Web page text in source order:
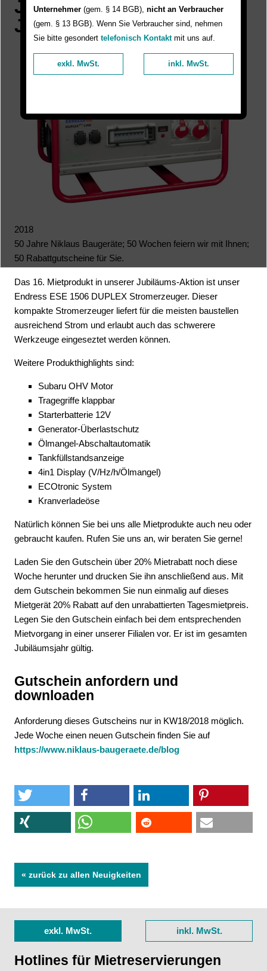
Jubiläums-Aktion "50
Jahre Niklaus Baugeräte"
2018
50 Jahre Niklaus Baugeräte; 50 Wochen feiern wir mit Ihnen;
50 Rabattgutscheine für Sie.
Das 16. Mietprodukt in unserer Jubiläums-Aktion ist unser
Endress ESE 1506 DUPLEX Stromerzeuger. Dieser
kompakte Stromerzeuger liefert für die meisten baustellen
ausreichend Strom und erlaubt auch das schwerere
Werkzeuge eingeseztet werden können.
Weitere Produkthighlights sind:
Subaru OHV Motor
Tragegriffe klappbar
Starterbatterie 12V
Generator-Überlastschutz
Ölmangel-Abschaltautomatik
Tankfüllstandsanzeige
4in1 Display (V/Hz/h/Ölmangel)
ECOtronic System
Kranverladeöse
Natürlich können Sie bei uns alle Mietprodukte auch neu oder
gebraucht kaufen. Rufen Sie uns an, wir beraten Sie gerne!
Laden Sie den Gutschein über 20% Mietrabatt noch diese
Woche herunter und drucken Sie ihn anschließend aus. Mit
dem Gutschein bekommen Sie nun einmalig auf dieses
Mietgerät 20% Rabatt auf den unrabattierten Tagesmietpreis.
Legen Sie den Gutschein einfach bei dem entsprechenden
Mietvorgang in einer unserer Filialen vor. Er ist im gesamten
Jubiläumsjahr gültig.
Gutschein anfordern und
downloaden
Anforderung dieses Gutscheins nur in KW18/2018 möglich.
Jede Woche einen neuen Gutschein finden Sie auf
https://www.niklaus-baugeraete.de/blog
« zurück zu allen Neuigkeiten
exkl. MwSt. inkl. MwSt.
Hotlines für Mietreservierungen
Unternehmer (gem. § 14 BGB), nicht an Verbraucher
(gem. § 13 BGB). Wenn Sie Verbraucher sind, nehmen
Sie bitte gesondert telefonisch Kontaktmit uns auf.
exkl. MwSt. inkl. MwSt.